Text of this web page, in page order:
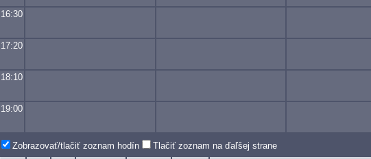
16:30
17:20
18:10
19:00
Zobrazovať/tlačiť zoznam hodín Tlačiť zoznam na ďaľšej strane